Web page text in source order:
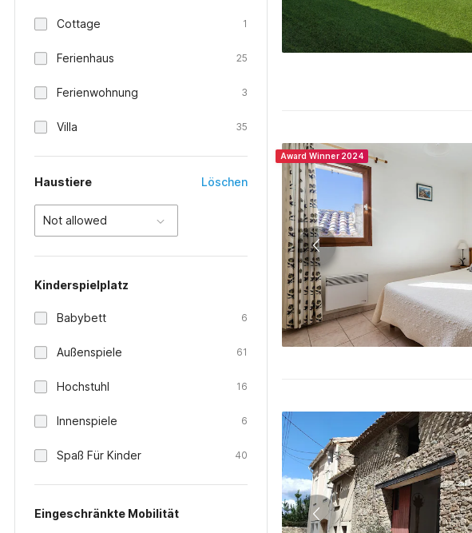
Cottage 1
Ferienhaus 25
Ferienwohnung 3
Villa 35
Haustiere Löschen
Not allowed
Kinderspielplatz
Babybett 6
Außenspiele 61
Hochstuhl 16
Innenspiele 6
Spaß Für Kinder 40
Eingeschränkte Mobilität
Award Winner 2024